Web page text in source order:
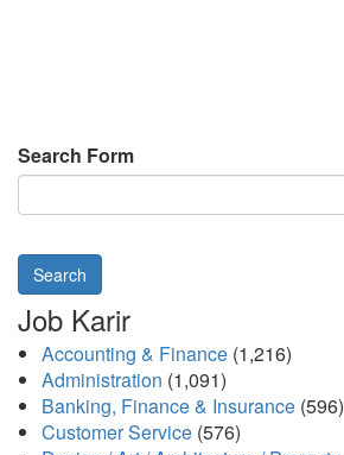
Search Form
Search
Job Karir
Accounting & Finance (1,216)
Administration (1,091)
Banking, Finance & Insurance (596)
Customer Service (576)